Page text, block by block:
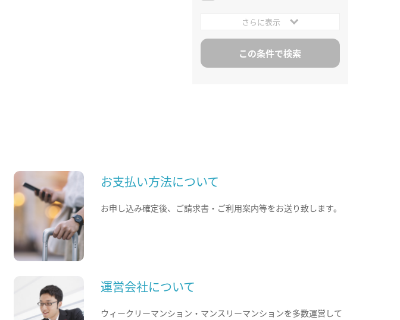
さらに表示
お支払い方法について
お申し込み確定後、ご請求書・ご利用案内等をお送り致します。
運営会社について
ウィークリーマンション・マンスリーマンションを多数運営して